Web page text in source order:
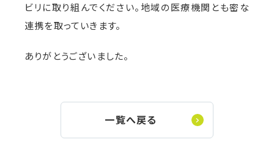
ビリに取り組んでください。地域の医療機関とも密な
連携を取っていきます。
ありがとうございました。
一覧へ戻る